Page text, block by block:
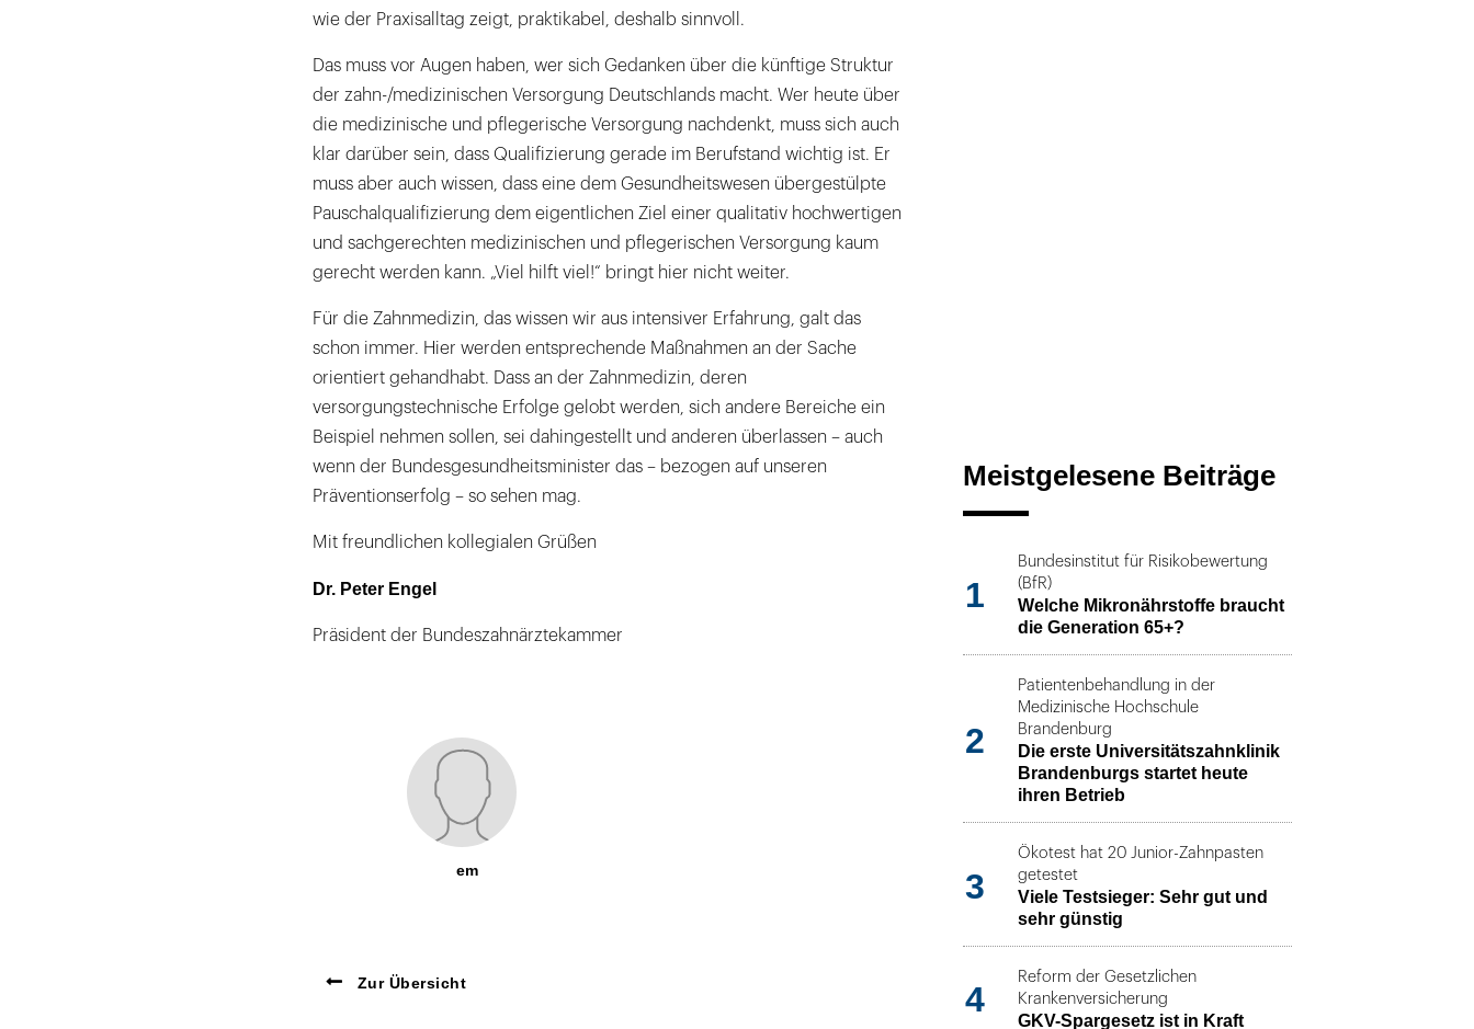
wie der Praxisalltag zeigt, praktikabel, deshalb sinnvoll.
Das muss vor Augen haben, wer sich Gedanken über die künftige Struktur
der zahn-/medizinischen Versorgung Deutschlands macht. Wer heute über
die medizinische und pflegerische Versorgung nachdenkt, muss sich auch
klar darüber sein, dass Qualifizierung gerade im Berufstand wichtig ist. Er
muss aber auch wissen, dass eine dem Gesundheitswesen übergestülpte
Pauschalqualifizierung dem eigentlichen Ziel einer qualitativ hochwertigen
und sachgerechten medizinischen und pflegerischen Versorgung kaum
gerecht werden kann. „Viel hilft viel!“ bringt hier nicht weiter.
Für die Zahnmedizin, das wissen wir aus intensiver Erfahrung, galt das
schon immer. Hier werden entsprechende Maßnahmen an der Sache
orientiert gehandhabt. Dass an der Zahnmedizin, deren
versorgungstechnische Erfolge gelobt werden, sich andere Bereiche ein
Beispiel nehmen sollen, sei dahingestellt und anderen überlassen – auch
wenn der Bundesgesundheitsminister das – bezogen auf unseren
Präventionserfolg – so sehen mag.
Mit freundlichen kollegialen Grüßen
Dr. Peter Engel
Präsident der Bundeszahnärztekammer
em
Zur Übersicht
Meistgelesene Beiträge
1
Bundesinstitut für Risikobewertung
(BfR)
Welche Mikronährstoffe braucht
die Generation 65+?
2
Patientenbehandlung in der
Medizinische Hochschule
Brandenburg
Die erste Universitätszahnklinik
Brandenburgs startet heute
ihren Betrieb
3
Ökotest hat 20 Junior-Zahnpasten
getestet
Viele Testsieger: Sehr gut und
sehr günstig
4
Reform der Gesetzlichen
Krankenversicherung
GKV-Spargesetz ist in Kraft